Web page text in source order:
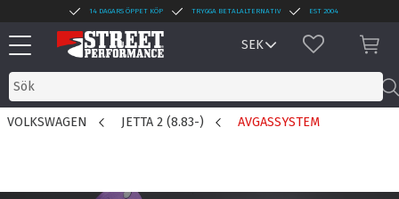
Meny
14 DAGARS ÖPPET KÖP TRYGGA BETALALTERNATIV EST 2004
FAVORITER
VOLKSWAGEN JETTA 2 (8.83-) AVGASSYSTEM